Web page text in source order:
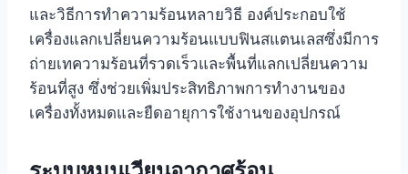
และวิธีการทำความร้อนหลายวิธี องค์ประกอบใช้
เครื่องแลกเปลี่ยนความร้อนแบบฟินสแตนเลสซึ่งมีการ
ถ่ายเทความร้อนที่รวดเร็วและพื้นที่แลกเปลี่ยนความ
ร้อนที่สูง ซึ่งช่วยเพิ่มประสิทธิภาพการทำงานของ
เครื่องทั้งหมดและยืดอายุการใช้งานของอุปกรณ์